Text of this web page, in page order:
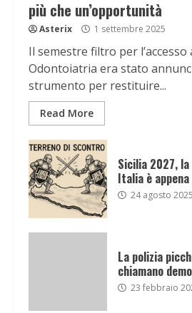
più che un’opportunità
Asterix 1 settembre 2025
Il semestre filtro per l’accesso
Odontoiatria era stato
strumento per restituire...
Read More
Sicilia 2027,
Italia è
24 agosto 2025
La polizia
chiamano
23 febbraio